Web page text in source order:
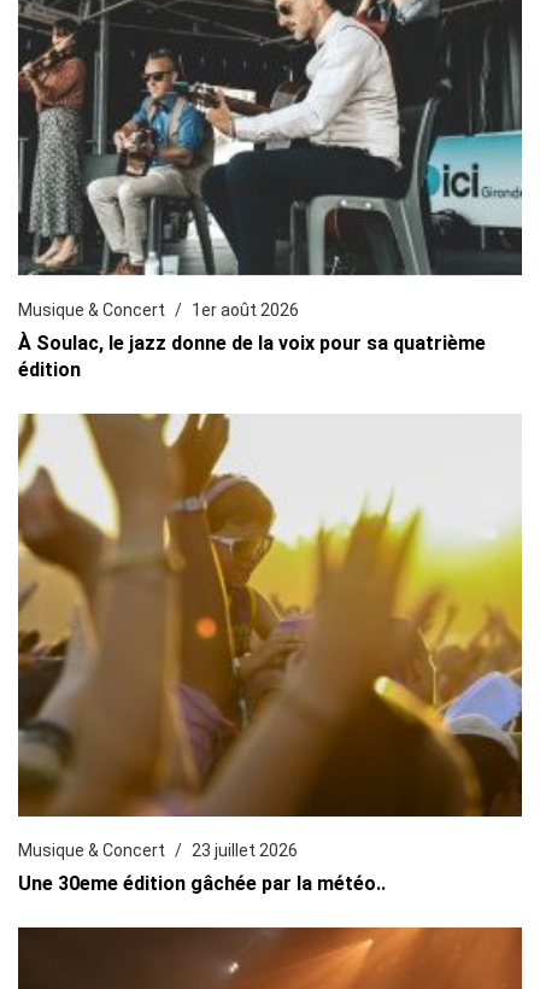
Musique & Concert 1er août 2026
À Soulac, le jazz donne de la voix pour sa quatrième
édition
Musique & Concert 23 juillet 2026
Une 30eme édition gâchée par la météo..